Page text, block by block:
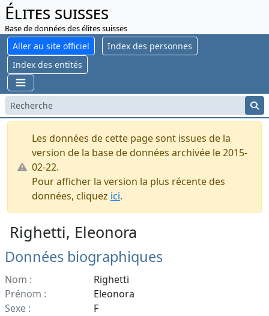
Élites suisses
Base de données des élites suisses
Aller au site officiel
Index des personnes
Index des entités
Les données de cette page sont issues de la
version de la base de données archivée le 2015-
02-22.
Pour afficher la version la plus récente des
données, cliquez ici.
Righetti, Eleonora
Données biographiques
Nom :
Righetti
Prénom :
Eleonora
Sexe :
F